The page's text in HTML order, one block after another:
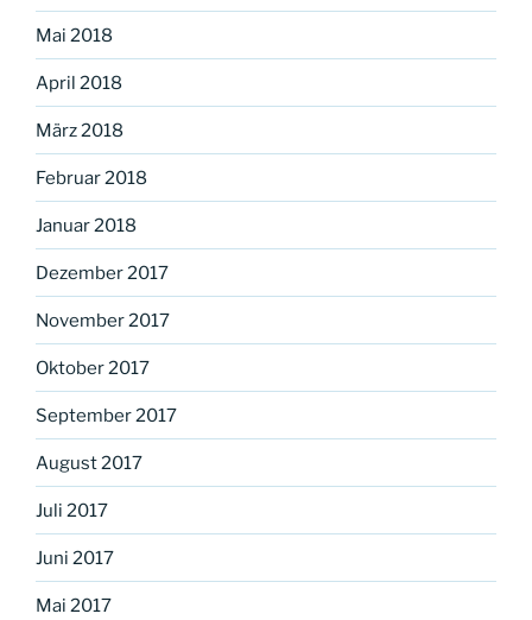
Mai 2018
April 2018
März 2018
Februar 2018
Januar 2018
Dezember 2017
November 2017
Oktober 2017
September 2017
August 2017
Juli 2017
Juni 2017
Mai 2017